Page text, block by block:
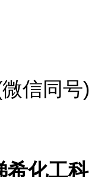
信同号)
希化工科